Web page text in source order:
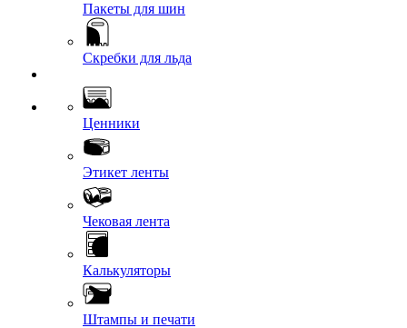
Пакеты для шин
Скребки для льда
Ценники
Этикет ленты
Чековая лента
Калькуляторы
Штампы и печати